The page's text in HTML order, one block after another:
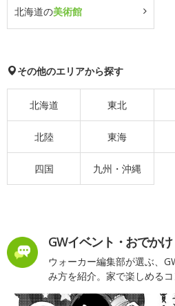
北海道の美術館
その他のエリアから探す
北海道 東北
北陸 東海
四国 九州・沖縄
GWイベント・おでか
ウォーカー編集部が選ぶ、
み方を紹介。家で楽しめるコ